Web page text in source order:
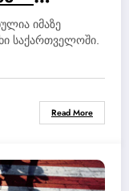
იმაზე
საქართველოში.
Read More